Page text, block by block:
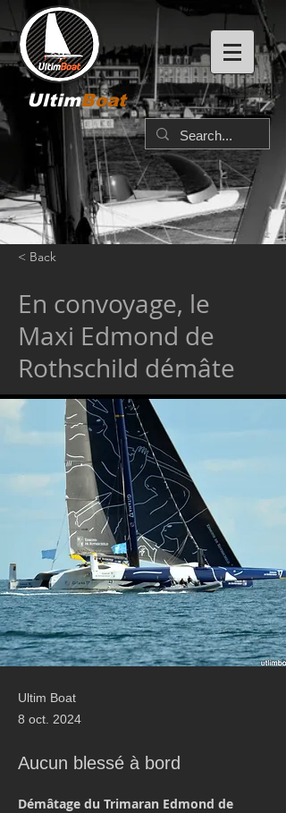
UltimBoat
< Back
En convoyage, le
Maxi Edmond de
Rothschild démâte
Ultim Boat
8 oct. 2024
Aucun blessé à bord
Démâtage du Trimaran Edmond de